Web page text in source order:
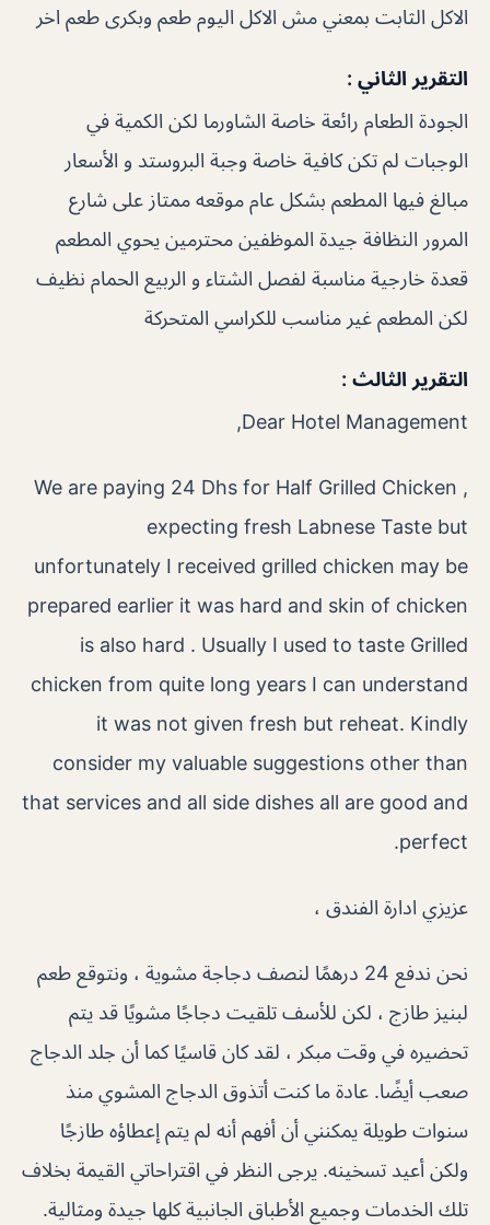
الاكل الثابت بمعني مش الاكل اليوم طعم وبكرى طعم اخر
التقرير الثاني :
الجودة الطعام رائعة خاصة الشاورما لكن الكمية في
الوجبات لم تكن كافية خاصة وجبة البروستد و الأسعار
مبالغ فيها المطعم بشكل عام موقعه ممتاز على شارع
المرور النظافة جيدة الموظفين محترمين يحوي المطعم
قعدة خارجية مناسبة لفصل الشتاء و الربيع الحمام نظيف
لكن المطعم غير مناسب للكراسي المتحركة
التقرير الثالث :
Dear Hotel Management,
We are paying 24 Dhs for Half Grilled Chicken ,
expecting fresh Labnese Taste but
unfortunately I received grilled chicken may be
prepared earlier it was hard and skin of chicken
is also hard . Usually I used to taste Grilled
chicken from quite long years I can understand
it was not given fresh but reheat. Kindly
consider my valuable suggestions other than
that services and all side dishes all are good and
perfect.
عزيزي ادارة الفندق ،
نحن ندفع 24 درهمًا لنصف دجاجة مشوية ، ونتوقع طعم
لبنيز طازج ، لكن للأسف تلقيت دجاجًا مشويًا قد يتم
تحضيره في وقت مبكر ، لقد كان قاسيًا كما أن جلد الدجاج
صعب أيضًا. عادة ما كنت أتذوق الدجاج المشوي منذ
سنوات طويلة يمكنني أن أفهم أنه لم يتم إعطاؤه طازجًا
ولكن أعيد تسخينه. يرجى النظر في اقتراحاتي القيمة بخلاف
تلك الخدمات وجميع الأطباق الجانبية كلها جيدة ومثالية.